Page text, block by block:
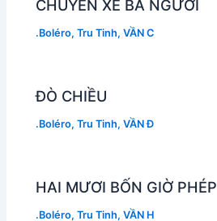
CHUYẾN XE BA NGƯỜI
.Boléro,Tru Tinh,VẦN C
ĐÒ CHIỀU
.Boléro,Tru Tinh,VẦN Đ
HAI MƯƠI BỐN GIỜ PHÉP
.Boléro,Tru Tinh,VẦN H